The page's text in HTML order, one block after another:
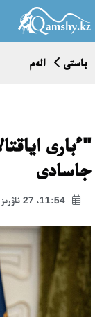
باستى الەم
"ءبارى
جاسادى